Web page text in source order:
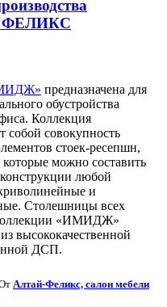
ФЕЛИКС
предназначена для
обустройства
Коллекция
собой совокупность
стоек-ресепшн,
можно составить
любой
и
Столешницы всех
«ИМИДЖ»
высококачественной
ДСП.
Алтай-Феликс, салон мебели